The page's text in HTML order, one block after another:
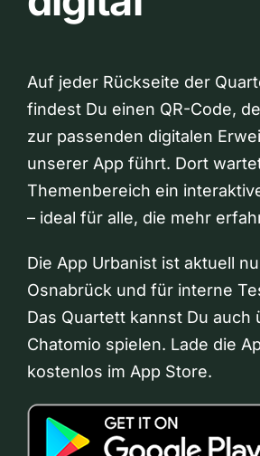
Auf jeder Rückseite der
findest Du einen QR-Code,
zur passenden digitalen
unserer App führt. Dort
Themenbereich ein
– ideal für alle, die mehr
Die App Urbanist ist aktuell
Osnabrück und für interne
Das Quartett kannst Du auch
Chatomio spielen. Lade die
kostenlos im App Store.